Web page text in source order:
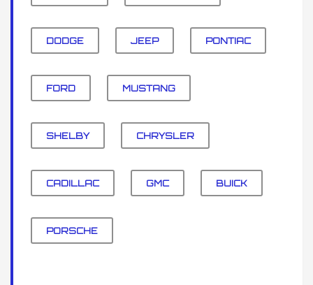
DODGE JEEP PONTIAC
FORD MUSTANG
SHELBY CHRYSLER
CADILLAC GMC BUICK
PORSCHE